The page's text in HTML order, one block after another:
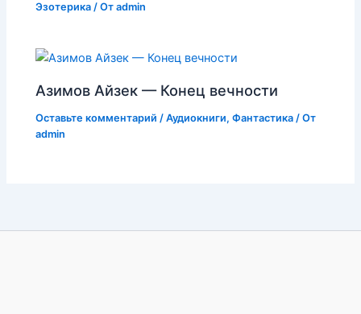
Эзотерика / Отadmin
Азимов Айзек — Конец вечности
Оставьте комментарий /Аудиокниги,Фантастика / От
admin